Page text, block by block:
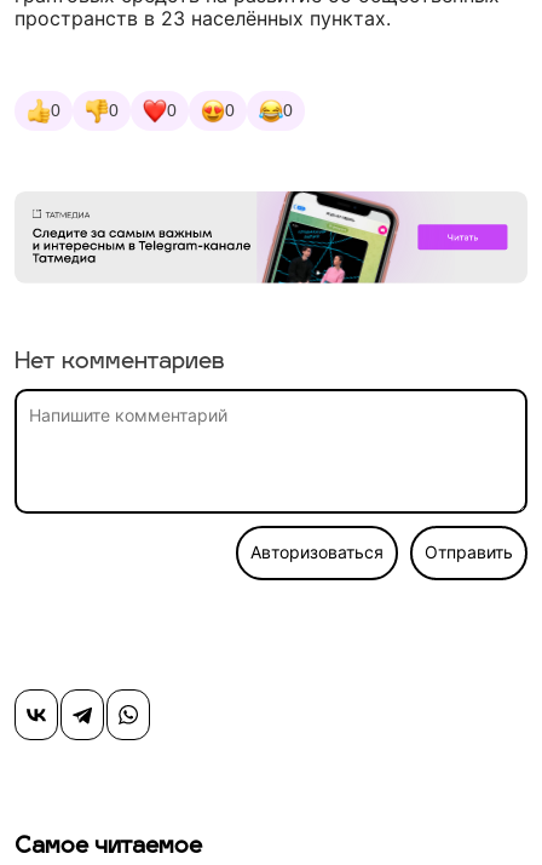
пространств в 23 населённых пунктах.
0 0 0 0 0
Нет комментариев
Авторизоваться Отправить
Самое читаемое